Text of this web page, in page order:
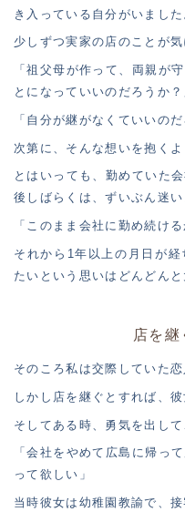
き入っている自分がいました
少しずつ実家の店のことが
「祖父母が作って、両親が
とになっていいのだろうか？
「自分が継がなくていいのだ
次第に、そんな想いを抱く
とはいっても、勤めていた
後しばらくは、ずいぶん迷い
「このまま会社に勤め続け
それから1年以上の月日が
たいという思いはどんどん
店を
そのころ私は交際していた
しかし店を継ぐとすれば、
そしてある時、勇気を出し
「会社をやめて広島に帰っ
って欲しい」
当時彼女は幼稚園教諭で、接